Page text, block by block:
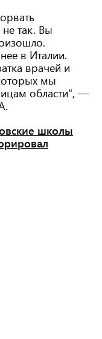
так. Вы
в Италии.
врачей и
мы
области", —
школы